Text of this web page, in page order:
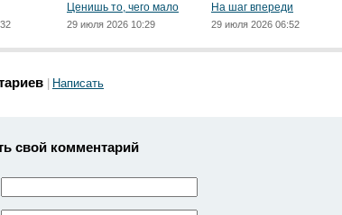
Ценишь то, чего мало
29 июля 2026 10:29
На шаг впереди
29 июля 2026 06:52
Написать
свой комментарий